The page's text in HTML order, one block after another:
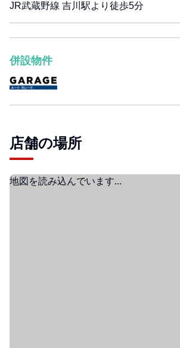
JR武蔵野線 吉川駅より徒歩5分
併設物件
店舗の場所
地図を読み込んでいます...